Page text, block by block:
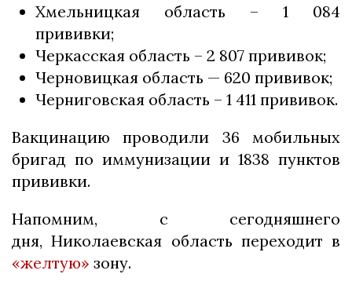
Хмельницкая область – 1 084
прививки;
Черкасская область – 2 807 прививок;
Черновицкая область — 620 прививок;
Черниговская область – 1 411 прививок.
Вакцинацию проводили 36 мобильных
бригад по иммунизации и 1838 пунктов
прививки.
Напомним, с сегодняшнего
дня, Николаевская область переходит в
«желтую» зону.